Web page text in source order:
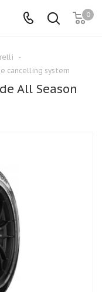
0
-
cancelling system
All Season